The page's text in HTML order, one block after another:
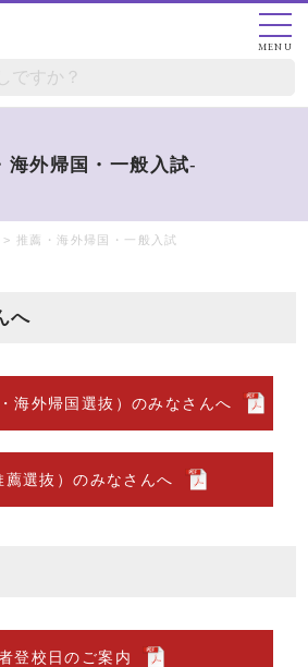
MENU
海外帰国・一般入試
>推薦・海外帰国・一般入試
へ
海外帰国選抜）のみなさんへ
薦選抜）のみなさんへ
登校日のご案内